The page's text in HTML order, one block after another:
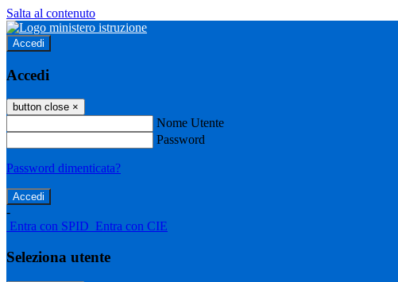
Salta al contenuto
Accedi
Accedi
button close ×
Nome Utente
Password
Password dimenticata?
-
Entra con SPID Entra con CIE
Seleziona utente